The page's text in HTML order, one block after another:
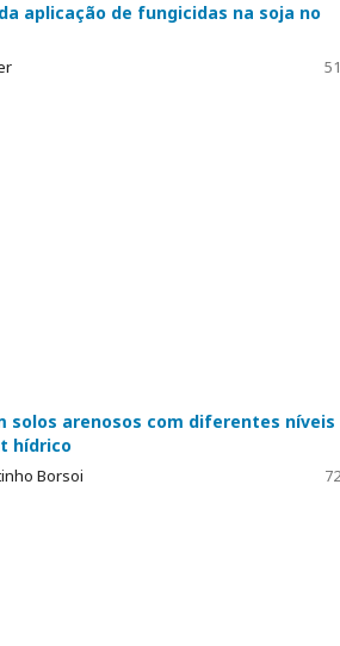
aplicação de fungicidas na soja no
solos arenosos com diferentes níveis
hídrico
Borsoi